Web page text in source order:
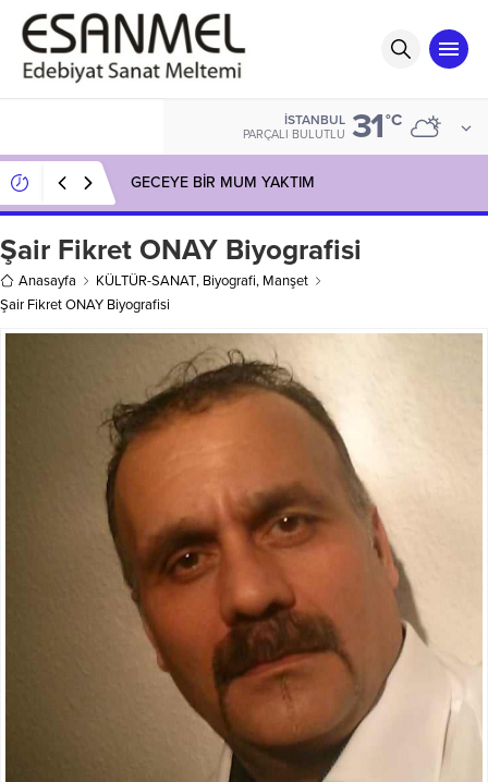
İSTANBUL
PARÇALI BULUTLU 31°C
GECEYE BİR MUM YAKTIM
Şair Fikret ONAY Biyografisi
Anasayfa KÜLTÜR-SANAT, Biyografi, Manşet
Şair Fikret ONAY Biyografisi